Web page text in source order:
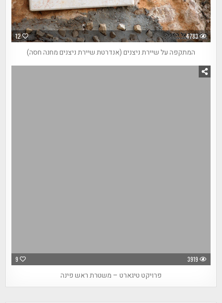
12 4783
המתקפה על שיירת ניצנים (אנדרטת שיירת ניצנים מחנה חסה)
9 3919
פרויקט טיגארט – משטרת ראש פינה